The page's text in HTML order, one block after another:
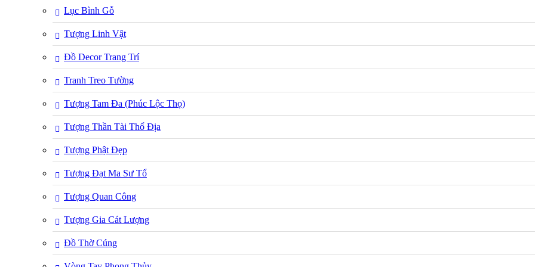
Lục Bình Gỗ
Tượng Linh Vật
Đồ Decor Trang Trí
Tranh Treo Tường
Tượng Tam Đa (Phúc Lộc Thọ)
Tượng Thần Tài Thổ Địa
Tượng Phật Đẹp
Tượng Đạt Ma Sư Tổ
Tượng Quan Công
Tượng Gia Cát Lượng
Đồ Thờ Cúng